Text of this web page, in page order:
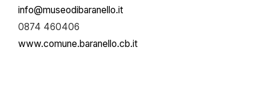
info@museodibaranello.it
0874 460406
www.comune.baranello.cb.it